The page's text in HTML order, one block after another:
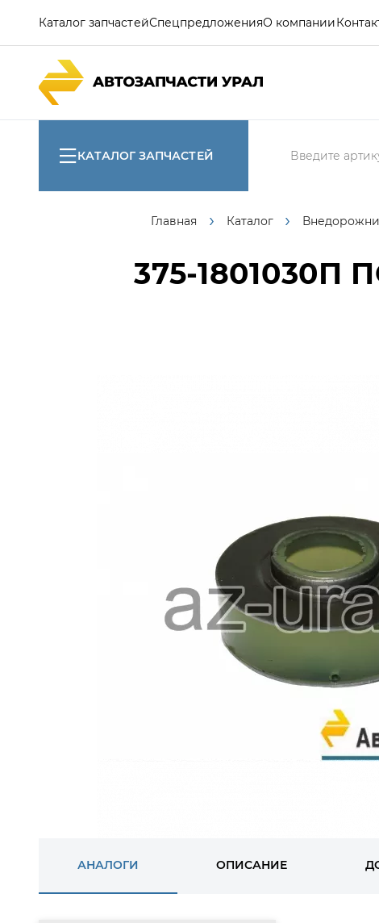
Каталог запчастейСпецпредложенияО компании
КАТАЛОГ ЗАПЧАСТЕЙ
Главная Каталог
375-1801030П
АНАЛОГИ ОПИСАНИЕ